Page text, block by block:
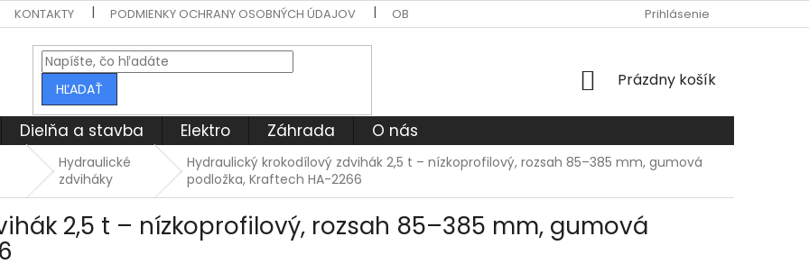
KONTAKTY PODMIENKY OCHRANY OSOBNÝCH ÚDAJOV OBCHODNÉ PODMIENKY DOPRAVA A PLATBA
Prihlásenie
HĽADAŤ
NÁKUPNÝ
Prázdny košík
Dielňa a stavba Elektro Záhrada O nás
Hydraulické
zdviháky
Hydraulický krokodílový zdvihák 2,5 t – nízkoprofilový, rozsah 85–385 mm, gumová
podložka, Kraftech HA-2266
2,5 t – nízkoprofilový, rozsah 85–385 mm, gumová